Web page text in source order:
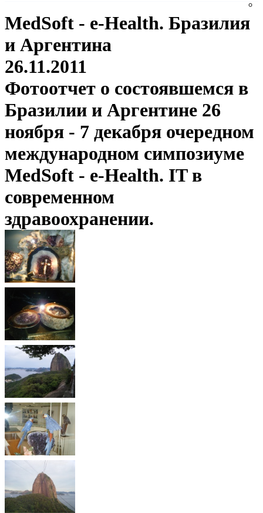
MedSoft - e-Health. Бразилия
и Аргентина
26.11.2011
Фотоотчет о состоявшемся в
Бразилии и Аргентине 26
ноября - 7 декабря очередном
международном симпозиуме
MedSoft - e-Health. IT в
современном
здравоохранении.